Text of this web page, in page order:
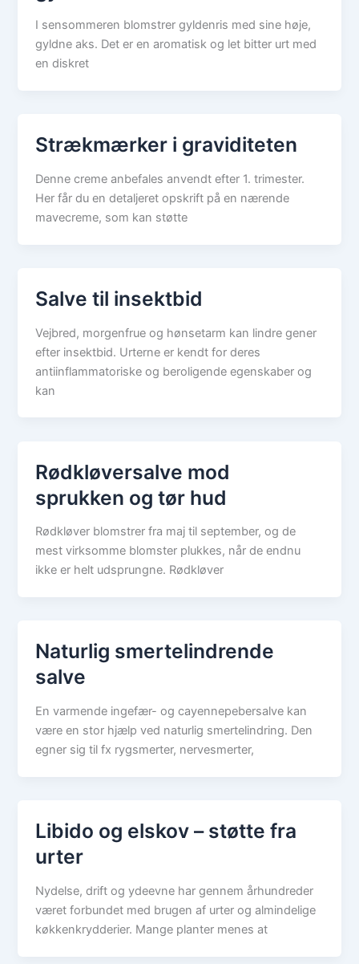
I sensommeren blomstrer gyldenris med sine høje,
gyldne aks. Det er en aromatisk og let bitter urt med
en diskret
Strækmærker i graviditeten
Denne creme anbefales anvendt efter 1. trimester.
Her får du en detaljeret opskrift på en nærende
mavecreme, som kan støtte
Salve til insektbid
Vejbred, morgenfrue og hønsetarm kan lindre gener
efter insektbid. Urterne er kendt for deres
antiinflammatoriske og beroligende egenskaber og
kan
Rødkløversalve mod
sprukken og tør hud
Rødkløver blomstrer fra maj til september, og de
mest virksomme blomster plukkes, når de endnu
ikke er helt udsprungne. Rødkløver
Naturlig smertelindrende
salve
En varmende ingefær- og cayennepebersalve kan
være en stor hjælp ved naturlig smertelindring. Den
egner sig til fx rygsmerter, nervesmerter,
Libido og elskov – støtte fra
urter
Nydelse, drift og ydeevne har gennem århundreder
været forbundet med brugen af urter og almindelige
køkkenkrydderier. Mange planter menes at